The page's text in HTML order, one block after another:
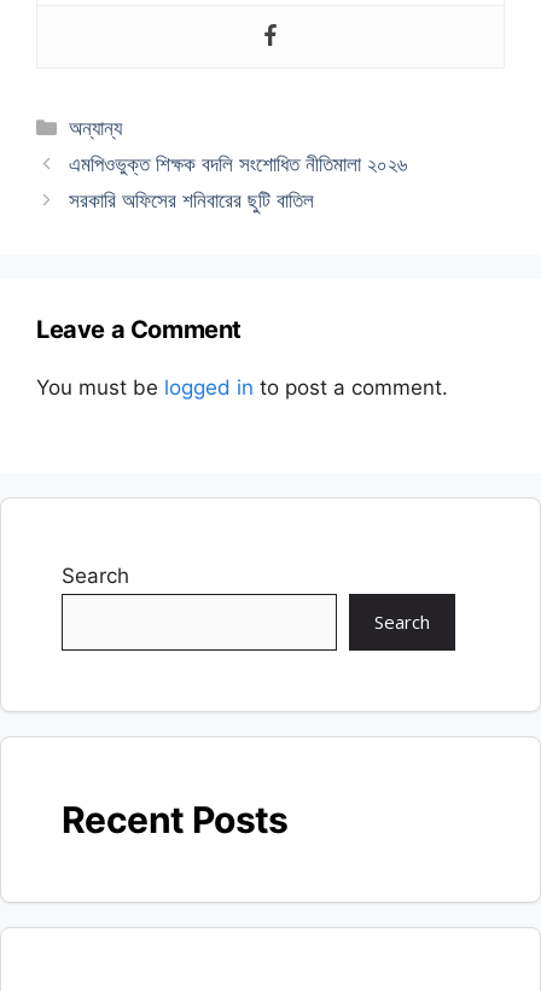
Categories
অন্যান্য
এমপিওভুক্ত শিক্ষক বদলি সংশোধিত নীতিমালা ২০২৬
সরকারি অফিসের শনিবারের ছুটি বাতিল
Leave a Comment
You must be logged in to post a comment.
Search
Search
Recent Posts